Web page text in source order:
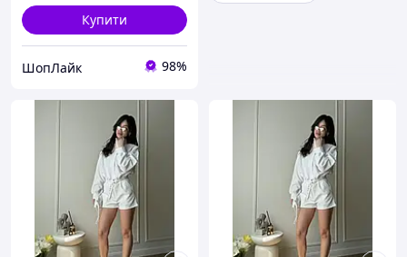
Купити
ШопЛайк 98%